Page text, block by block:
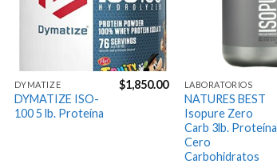
DYMATIZE
DYMATIZE ISO-
100 5 lb. Proteína
$1,850.00 LABORATORIOS
NATURES BEST
Isopure Zero
Carb 3lb. Proteína
Cero
Carbohidratos